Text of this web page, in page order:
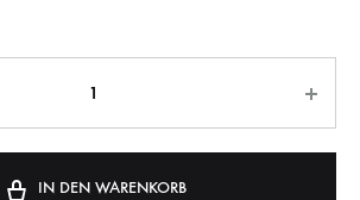
IN DEN WARENKORB